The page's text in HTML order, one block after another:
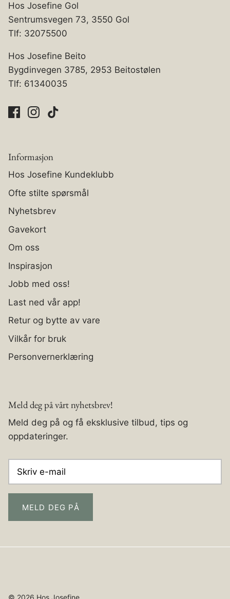
Hos Josefine Gol
Sentrumsvegen 73, 3550 Gol
Tlf: 32075500
Hos Josefine Beito
Bygdinvegen 3785, 2953 Beitostølen
Tlf: 61340035
Informasjon
Hos Josefine Kundeklubb
Ofte stilte spørsmål
Nyhetsbrev
Gavekort
Om oss
Inspirasjon
Jobb med oss!
Last ned vår app!
Retur og bytte av vare
Vilkår for bruk
Personvernerklæring
Meld deg på vårt nyhetsbrev!
Meld deg på og få eksklusive tilbud, tips og
oppdateringer.
MELD DEG PÅ